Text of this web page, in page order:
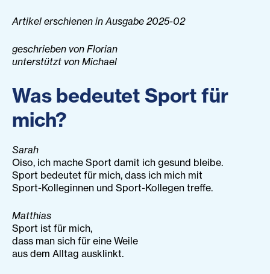
Artikel erschienen in Ausgabe 2025-02
geschrieben von Florian
unterstützt von Michael
Was bedeutet Sport für
mich?
Sarah
Oiso, ich mache Sport damit ich gesund bleibe.
Sport bedeutet für mich, dass ich mich mit
Sport-Kolleginnen und Sport-Kollegen treffe.
Matthias
Sport ist für mich,
dass man sich für eine Weile
aus dem Alltag ausklinkt.